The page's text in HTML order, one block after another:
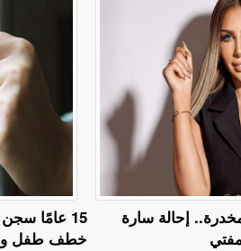
15 عامًا
خطف طفل
إحالة سارة